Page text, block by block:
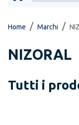
Home / Marchi /
NIZORAL
Tutti i